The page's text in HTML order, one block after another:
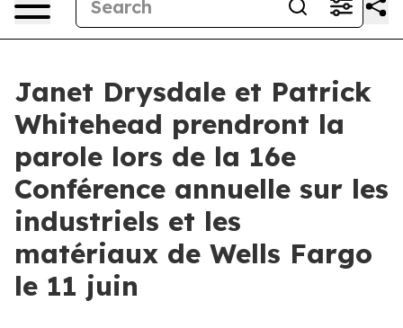
Janet Drysdale et Patrick
Whitehead prendront la
parole lors de la 16e
Conférence annuelle sur les
industriels et les
matériaux de Wells Fargo
le 11 juin